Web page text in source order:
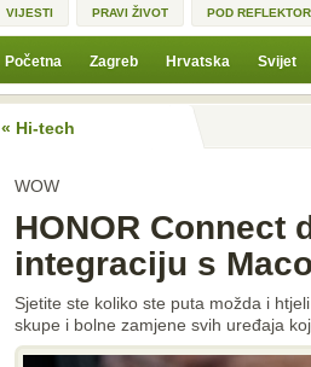
VIJESTI PRAVI ŽIVOT POD
Početna Zagreb Hrvatska Svijet
« Hi-tech
WOW
HONOR Connect
integraciju s
Sjetite ste koliko ste puta možda i
skupe i bolne zamjene svih uređaja